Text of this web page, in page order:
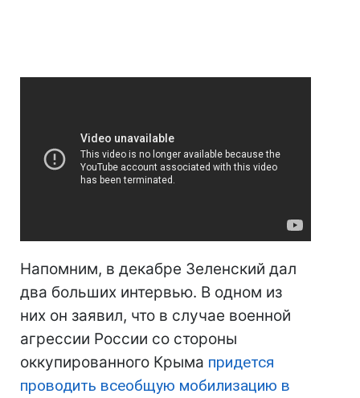
Напомним, в декабре Зеленский дал
два больших интервью. В одном из
них он заявил, что в случае военной
агрессии России со стороны
оккупированного Крыма придется
проводить всеобщую мобилизацию в